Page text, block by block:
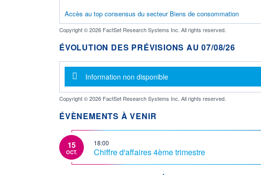
Accès au top consensus du secteur Biens de consommation
Copyright © 2026 FactSet Research Systems Inc. All rights reserved.
ÉVOLUTION DES PRÉVISIONS AU 07/08/26
Message d'information
Information non disponible
Copyright © 2026 FactSet Research Systems Inc. All rights reserved.
ÉVÈNEMENTS À VENIR
15
OCT.
18:00
Chiffre d'affaires 4ème trimestre